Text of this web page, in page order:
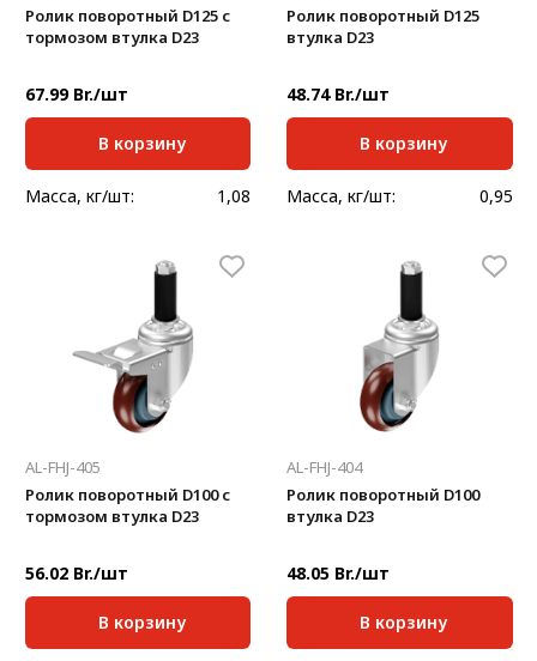
Ролик поворотный D125 с
тормозом втулка D23
67.99 Br./шт
В корзину
Масса, кг/шт: 1,08
Ролик поворотный D125
втулка D23
48.74 Br./шт
В корзину
Масса, кг/шт: 0,95
AL-FHJ-405
Ролик поворотный D100 с
тормозом втулка D23
56.02 Br./шт
В корзину
AL-FHJ-404
Ролик поворотный D100
втулка D23
48.05 Br./шт
В корзину